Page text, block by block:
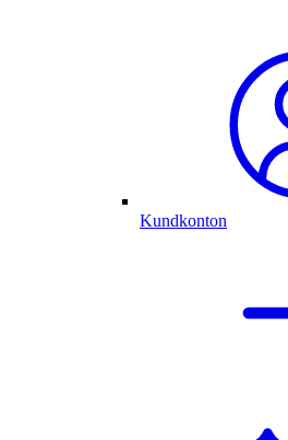
Kundkonton